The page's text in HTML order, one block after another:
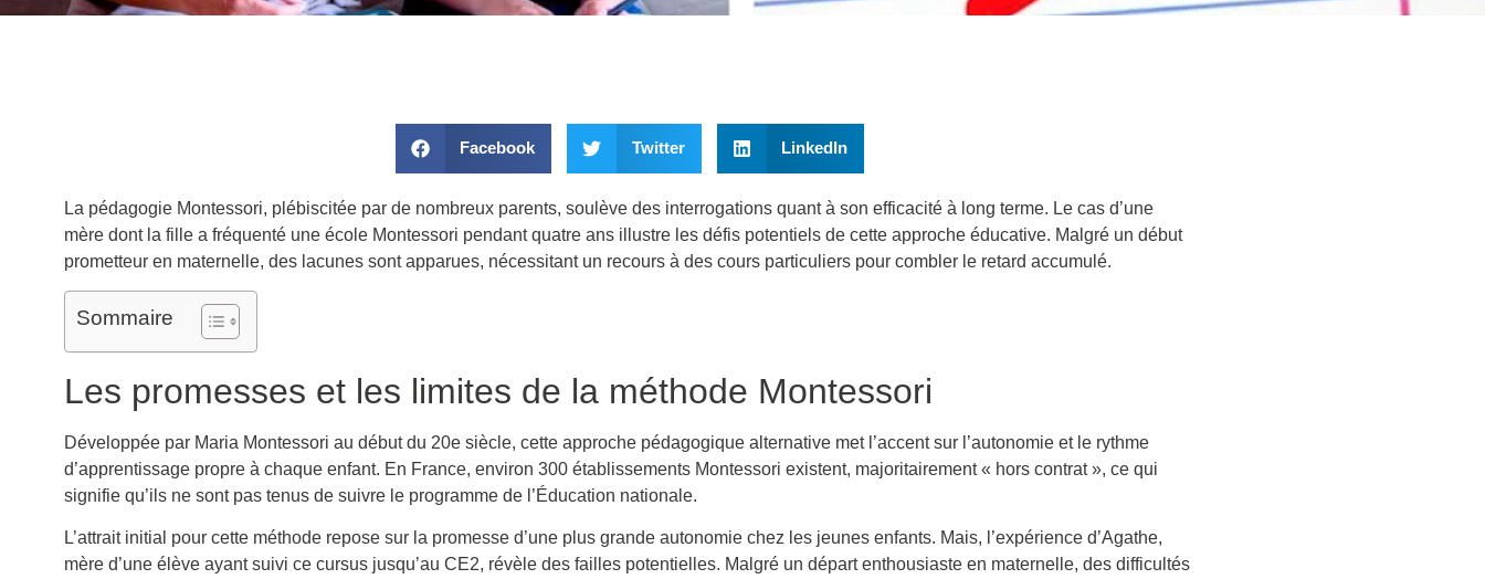
Facebook Twitter LinkedIn
La pédagogie Montessori, plébiscitée par de nombreux parents, soulève des interrogations quant à son efficacité à long terme. Le cas d’une
mère dont la fille a fréquenté une école Montessori pendant quatre ans illustre les défis potentiels de cette approche éducative. Malgré un début
prometteur en maternelle, des lacunes sont apparues, nécessitant un recours à des cours particuliers pour combler le retard accumulé.
Sommaire
Les promesses et les limites de la méthode Montessori
Développée par Maria Montessori au début du 20e siècle, cette approche pédagogique alternative met l’accent sur l’autonomie et le rythme
d’apprentissage propre à chaque enfant. En France, environ 300 établissements Montessori existent, majoritairement « hors contrat », ce qui
signifie qu’ils ne sont pas tenus de suivre le programme de l’Éducation nationale.
L’attrait initial pour cette méthode repose sur la promesse d’une plus grande autonomie chez les jeunes enfants. Mais, l’expérience d’Agathe,
mère d’une élève ayant suivi ce cursus jusqu’au CE2, révèle des failles potentielles. Malgré un départ enthousiaste en maternelle, des difficultés